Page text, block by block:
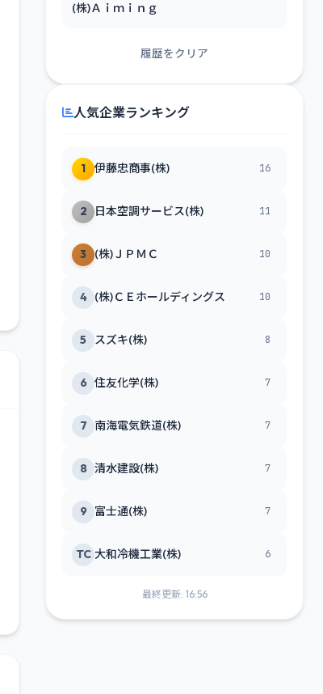
(株)Ａｉｍｉｎｇ
履歴をクリア
人気企業ランキング
1 伊藤忠商事(株) 16
2 日本空調サービス(株) 11
3 (株)ＪＰＭＣ 10
4 (株)ＣＥホールディングス 10
5 スズキ(株) 8
6 住友化学(株) 7
7 南海電気鉄道(株) 7
8 清水建設(株) 7
9 富士通(株) 7
TC 大和冷機工業(株) 6
最終更新: 16:56